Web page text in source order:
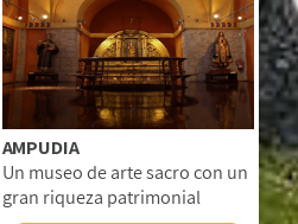
AMPUDIA
Un museo de arte sacro con un
gran riqueza patrimonial